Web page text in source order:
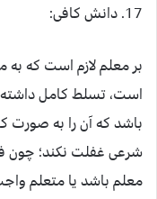
17. دانش کافی:
بر معلم لازم است که
است، تسلط کامل
باشد که آن را به صورت
شرعی غفلت نکند؛ چون
معلم باشد یا متعلم